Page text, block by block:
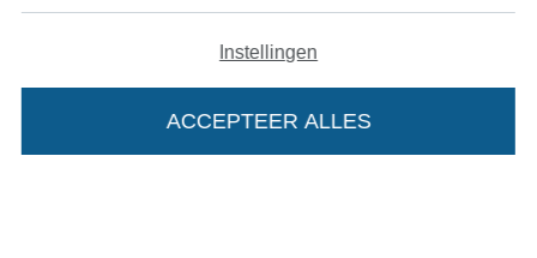
Algemene voorwaarden
Recht op retournering
Instellingen
ACCEPTEER ALLES